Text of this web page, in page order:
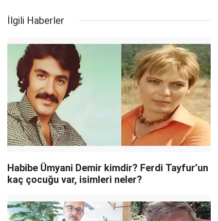
İlgili Haberler
Habibe Ümyani Demir kimdir? Ferdi Tayfur’un
kaç çocuğu var, isimleri neler?